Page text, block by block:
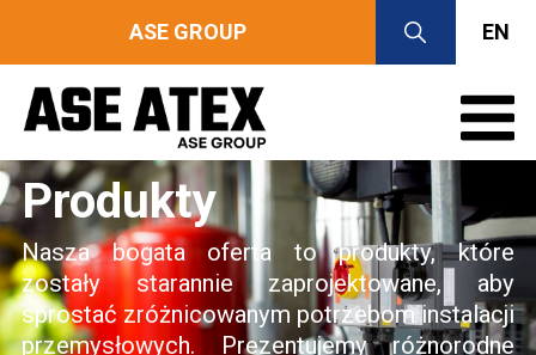
ASE GROUP EN
Produkty
Nasza bogata oferta to produkty, które
zostały starannie zaprojektowane, aby
sprostać zróżnicowanym potrzebom instalacji
przemysłowych. Prezentujemy różnorodne